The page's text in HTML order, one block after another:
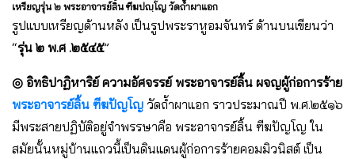
เหรียญรุ่น ๒ พระอาจารย์ลิ้น ฑีฆปญฺโญ วัดถ้ำผาแอก
รูปแบบเหรียญด้านหลัง เป็นรูปพระราหูอมจันทร์ ด้านบนเขียนว่า
“รุ่น ๒ พ.ศ .๒๕๔๕”
◎ อิทธิปาฏิหาริย์ ความอัศจรรย์ พระอาจารย์ลิ้น ผจญผู้ก่อการร้าย
พระอาจารย์ลิ้น ฑีฆปัญโญ วัดถ้ำผาแอก ราวประมาณปี พ.ศ.๒๕๑๖
มีพระสายปฏิบัติอยู่จำพรรษาคือ พระอาจารย์ลิ้น ฑีฆปัญโญ ใน
สมัยนั้นหมู่บ้านแถวนี้เป็นดินแดนผู้ก่อการร้ายคอมมิวนิสต์ เป็น